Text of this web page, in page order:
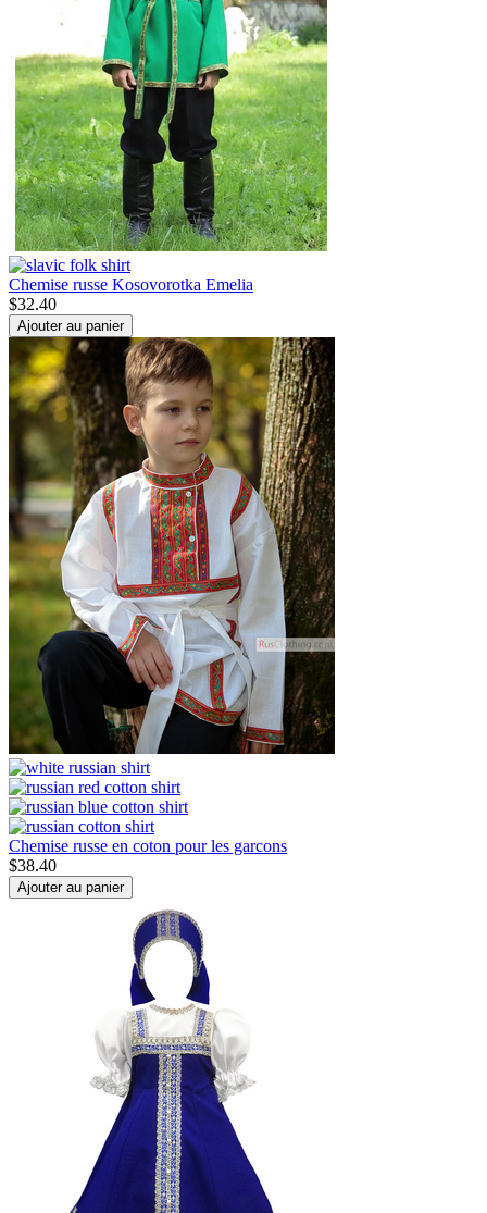
Chemise russe Kosovorotka Emelia
$32.40
Ajouter au panier
Chemise russe en coton pour les garcons
$38.40
Ajouter au panier